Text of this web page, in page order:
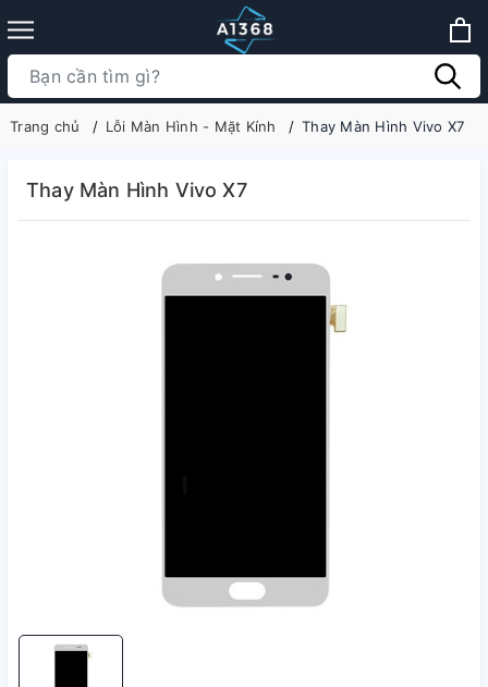
Trang chủ Lỗi Màn Hình - Mặt Kính Thay Màn Hình Vivo X7
Thay Màn Hình Vivo X7